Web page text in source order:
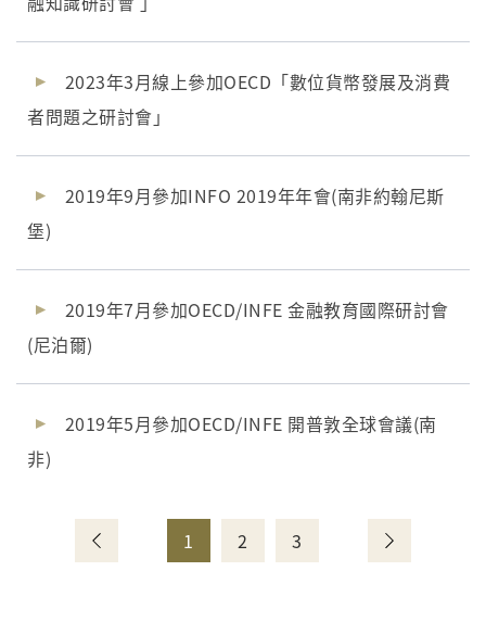
2023年3月線上參加OECD「數位貨幣發展及消費
者問題之研討會」
2019年9月參加INFO 2019年年會(南非約翰尼斯
堡)
2019年7月參加OECD/INFE 金融教育國際研討會
(尼泊爾)
2019年5月參加OECD/INFE 開普敦全球會議(南
非)
1 2 3